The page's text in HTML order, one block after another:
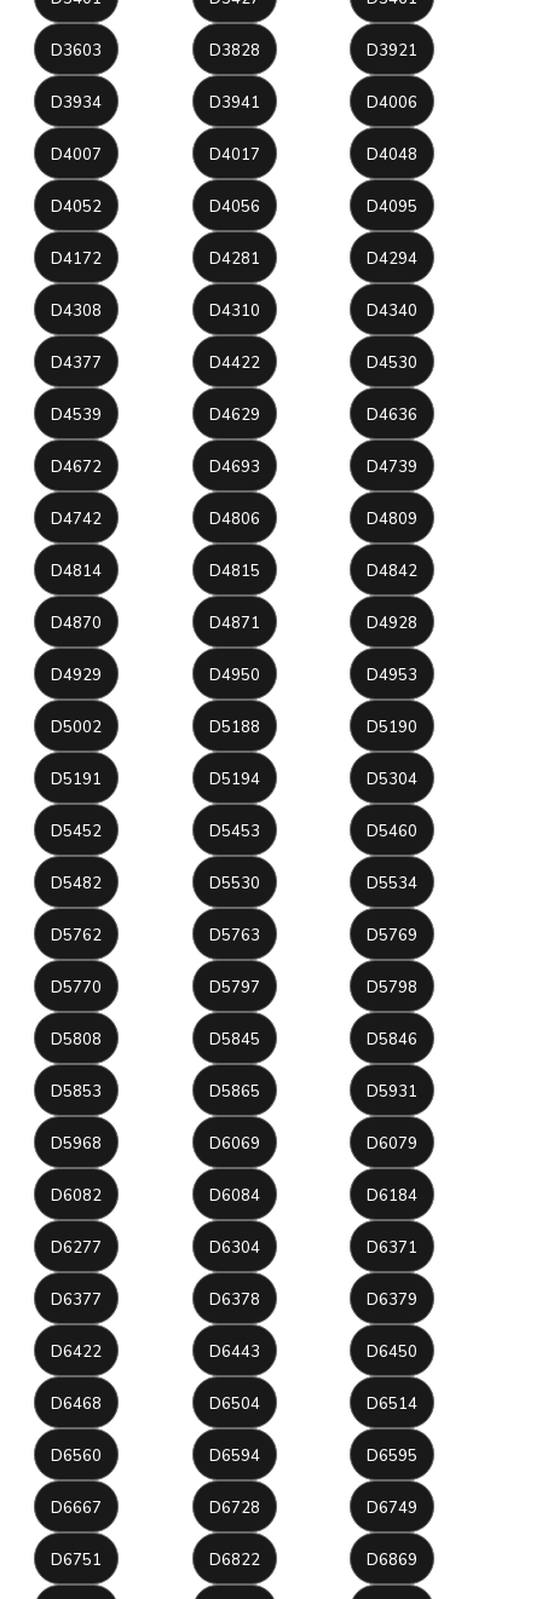
D3603 D3828 D3921
D3934 D3941 D4006
D4007 D4017 D4048
D4052 D4056 D4095
D4172 D4281 D4294
D4308 D4310 D4340
D4377 D4422 D4530
D4539 D4629 D4636
D4672 D4693 D4739
D4742 D4806 D4809
D4814 D4815 D4842
D4870 D4871 D4928
D4929 D4950 D4953
D5002 D5188 D5190
D5191 D5194 D5304
D5452 D5453 D5460
D5482 D5530 D5534
D5762 D5763 D5769
D5770 D5797 D5798
D5808 D5845 D5846
D5853 D5865 D5931
D5968 D6069 D6079
D6082 D6084 D6184
D6277 D6304 D6371
D6377 D6378 D6379
D6422 D6443 D6450
D6468 D6504 D6514
D6560 D6594 D6595
D6667 D6728 D6749
D6751 D6822 D6869